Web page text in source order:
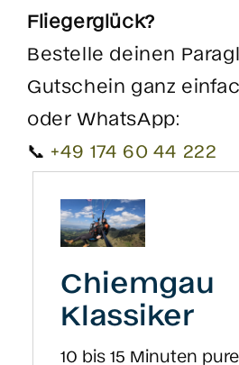
Fliegerglück?
Bestelle deinen
Gutschein ganz
oder WhatsApp:
📞 +49 174 60 44 222
Chiemgau
Klassiker
10 bis 15 Minuten